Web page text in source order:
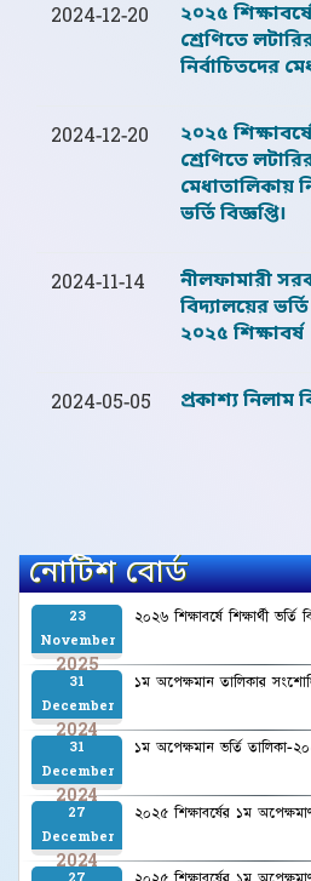
2024-12-20
২০২৫
শ্রেণিতে
নির্বাচিতদের
2024-12-20
২০২৫
শ্রেণিতে
মেধাতালিকায়
ভর্তি বিজ্ঞপ্তি।
2024-11-14
নীলফামারী
বিদ্যালয়ের
২০২৫ শিক্ষাবর্ষ
2024-05-05 প্রকাশ্য নিলাম
নোটিশ বোর্ড
23
November
2025
২০২৬ শিক্ষাবর্ষে শিক্ষার্থী ভর্তি
31
December
2024
১ম অপেক্ষমান তালিকার
31
December
2024
১ম অপেক্ষমান ভর্তি তালিকা-
27
December
2024
২০২৫ শিক্ষাবর্ষের ১ম